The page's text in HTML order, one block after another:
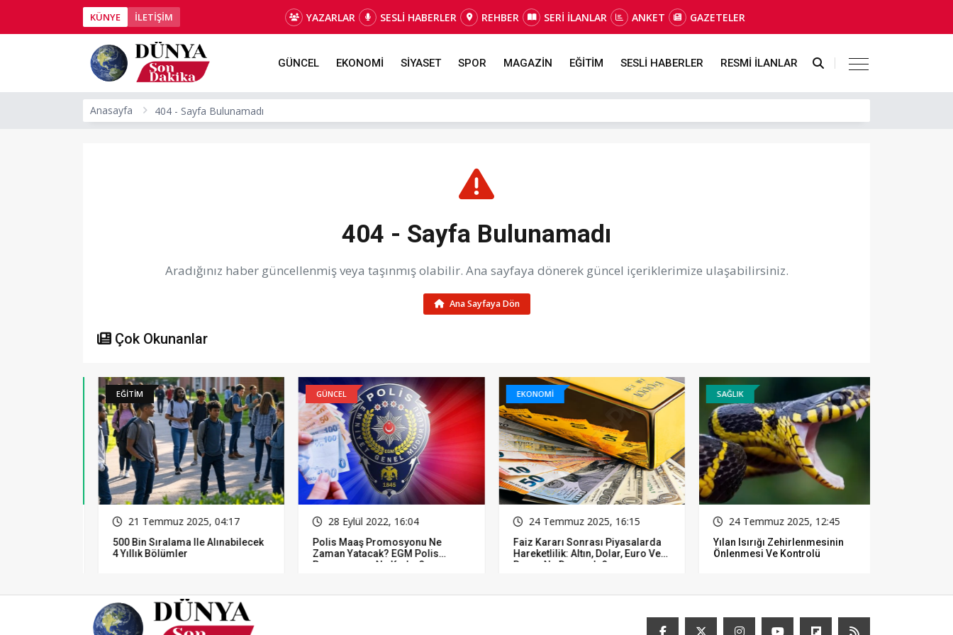
KÜNYE İLETİŞİM YAZARLAR SESLİ HABERLER REHBER SERİ İLANLAR ANKET GAZETELER
GÜNCEL EKONOMİ SİYASET SPOR MAGAZİN EĞİTİM SESLİ HABERLER RESMİ İLANLAR
Anasayfa 404 - Sayfa Bulunamadı
404 - Sayfa Bulunamadı
Aradığınız haber güncellenmiş veya taşınmış olabilir. Ana sayfaya dönerek güncel içeriklerimize ulaşabilirsiniz.
Ana Sayfaya Dön
Çok Okunanlar
EĞİTİM
21 Temmuz 2025, 04:17
500 Bin Sıralama Ile Alınabilecek
4 Yıllık Bölümler
GÜNCEL
28 Eylül 2022, 16:04
Polis Maaş Promosyonu Ne
Zaman Yatacak? EGM Polis
Promosyonu Ne Kadar?
EKONOMİ
24 Temmuz 2025, 16:15
Faiz Kararı Sonrası Piyasalarda
Hareketlilik: Altın, Dolar, Euro Ve
Borsa Ne Durumda?
SAĞLIK
24 Temmuz 2025, 12:45
Yılan Isırığı Zehirlenmesinin
Önlenmesi Ve Kontrolü